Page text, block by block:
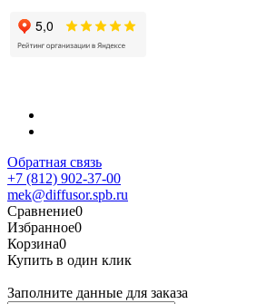
Обратная связь
+7 (812) 902-37-00
mek@diffusor.spb.ru
Сравнение0
Избранное0
Корзина0
Купить в один клик
Заполните данные для заказа